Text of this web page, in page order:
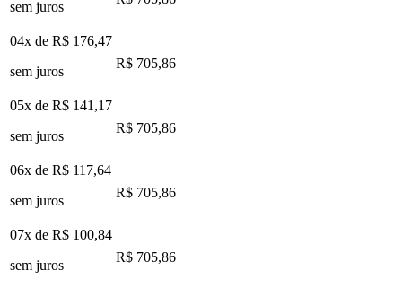
sem juros
04x de R$ 176,47
sem juros
R$ 705,86
05x de R$ 141,17
sem juros
R$ 705,86
06x de R$ 117,64
sem juros
R$ 705,86
07x de R$ 100,84
sem juros
R$ 705,86